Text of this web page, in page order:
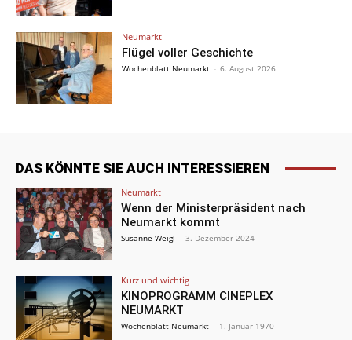
Neumarkt
Flügel voller Geschichte
Wochenblatt Neumarkt - 6. August 2026
DAS KÖNNTE SIE AUCH INTERESSIEREN
Neumarkt
Wenn der Ministerpräsident nach
Neumarkt kommt
Susanne Weigl - 3. Dezember 2024
Kurz und wichtig
KINOPROGRAMM CINEPLEX
NEUMARKT
Wochenblatt Neumarkt - 1. Januar 1970